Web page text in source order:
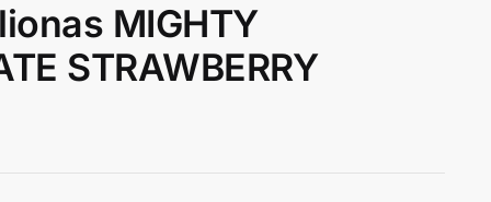
MIGHTY
STRAWBERRY